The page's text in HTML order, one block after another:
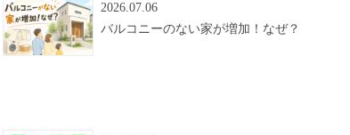
2026.07.06
バルコニーのない家が増加！なぜ？